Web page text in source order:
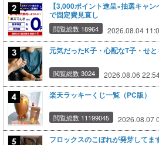
【3,000ポイント進呈×抽選キャ
で固定費見直し
閲覧総数 18964 2026.08.04
元気だったK子・心配なT子・せ
閲覧総数 3024 2026.08.06
楽天ラッキーくじ一覧（PC版）
閲覧総数 11199045 2026.08.07
フロックスのこぼれが発芽してま